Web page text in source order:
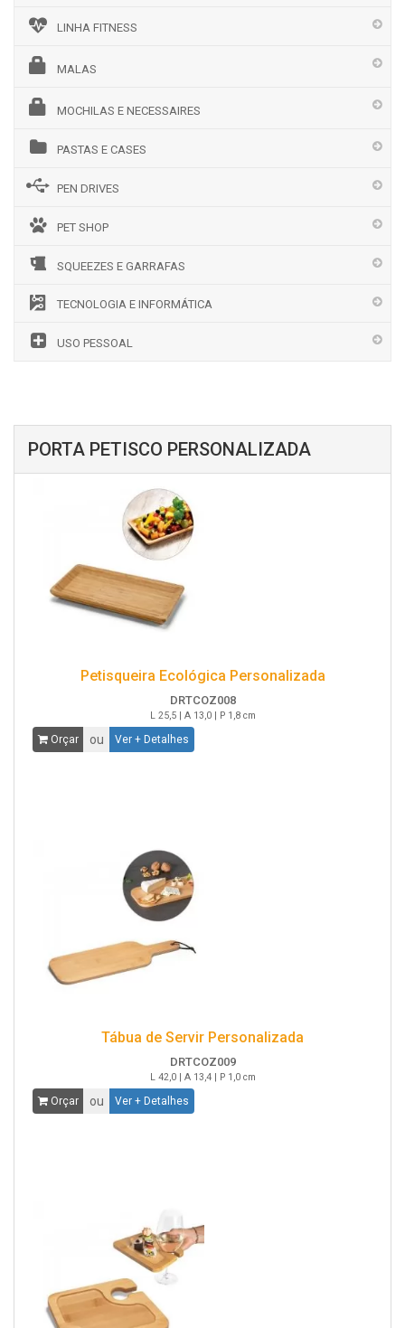
LINHA FITNESS
MALAS
MOCHILAS E NECESSAIRES
PASTAS E CASES
PEN DRIVES
PET SHOP
SQUEEZES E GARRAFAS
TECNOLOGIA E INFORMÁTICA
USO PESSOAL
PORTA PETISCO PERSONALIZADA
Petisqueira Ecológica Personalizada
DRTCOZ008
L 25,5 | A 13,0 | P 1,8 cm
Orçar ou Ver + Detalhes
Tábua de Servir Personalizada
DRTCOZ009
L 42,0 | A 13,4 | P 1,0 cm
Orçar ou Ver + Detalhes